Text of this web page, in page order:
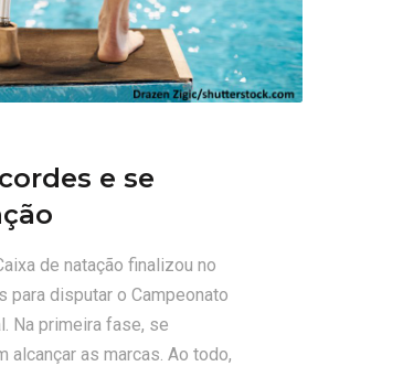
e se
de natação finalizou no
para disputar o Campeonato
Na primeira fase, se
alcançar as marcas. Ao todo,